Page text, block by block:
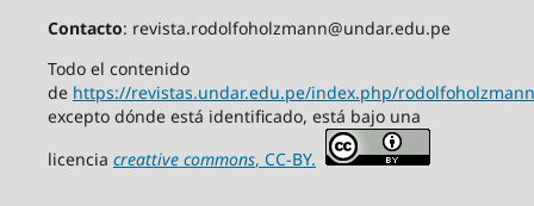
Contacto: revista.rodolfoholzmann@undar.edu.pe
Todo el contenido
de https://revistas.undar.edu.pe/index.php/
excepto dónde está identificado, está bajo una
licencia creattive commons, CC-BY.